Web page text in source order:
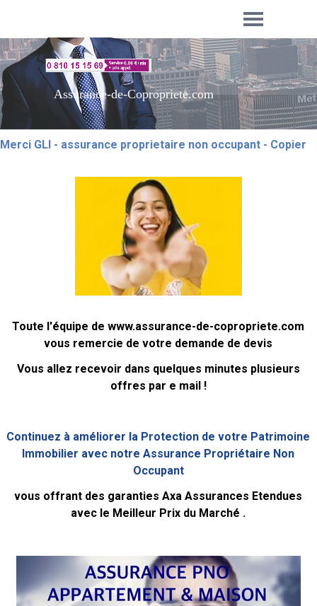
Assurance-de-Copropriete.com
Merci GLI - assurance proprietaire non occupant - Copier
Toute l'équipe de www.assurance-de-copropriete.com
vous remercie de votre demande de devis
Vous allez recevoir dans quelques minutes plusieurs
offres par e mail !
Continuez à améliorer la Protection de votre Patrimoine
Immobilier avec notre Assurance Propriétaire Non
Occupant
vous offrant des garanties Axa Assurances Etendues
avec le Meilleur Prix du Marché .